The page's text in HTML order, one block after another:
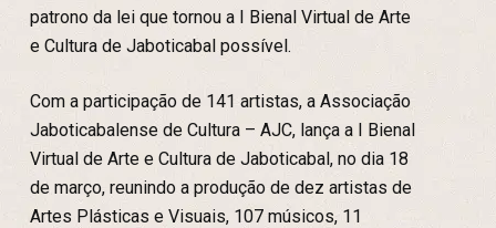
patrono da lei que tornou a I Bienal Virtual de Arte
e Cultura de Jaboticabal possível.
Com a participação de 141 artistas, a Associação
Jaboticabalense de Cultura – AJC, lança a I Bienal
Virtual de Arte e Cultura de Jaboticabal, no dia 18
de março, reunindo a produção de dez artistas de
Artes Plásticas e Visuais, 107 músicos, 11